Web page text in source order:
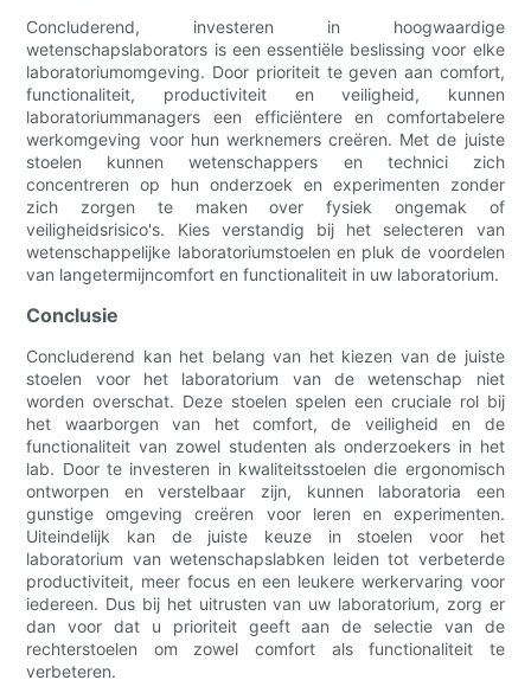
Concluderend, investeren in hoogwaardige
wetenschapslaborators is een essentiële beslissing voor elke
laboratoriumomgeving. Door prioriteit te geven aan comfort,
functionaliteit, productiviteit en veiligheid, kunnen
laboratoriummanagers een efficiëntere en comfortabelere
werkomgeving voor hun werknemers creëren. Met de juiste
stoelen kunnen wetenschappers en technici zich
concentreren op hun onderzoek en experimenten zonder
zich zorgen te maken over fysiek ongemak of
veiligheidsrisico's. Kies verstandig bij het selecteren van
wetenschappelijke laboratoriumstoelen en pluk de voordelen
van langetermijncomfort en functionaliteit in uw laboratorium.
Conclusie
Concluderend kan het belang van het kiezen van de juiste
stoelen voor het laboratorium van de wetenschap niet
worden overschat. Deze stoelen spelen een cruciale rol bij
het waarborgen van het comfort, de veiligheid en de
functionaliteit van zowel studenten als onderzoekers in het
lab. Door te investeren in kwaliteitsstoelen die ergonomisch
ontworpen en verstelbaar zijn, kunnen laboratoria een
gunstige omgeving creëren voor leren en experimenten.
Uiteindelijk kan de juiste keuze in stoelen voor het
laboratorium van wetenschapslabken leiden tot verbeterde
productiviteit, meer focus en een leukere werkervaring voor
iedereen. Dus bij het uitrusten van uw laboratorium, zorg er
dan voor dat u prioriteit geeft aan de selectie van de
rechterstoelen om zowel comfort als functionaliteit te
verbeteren.